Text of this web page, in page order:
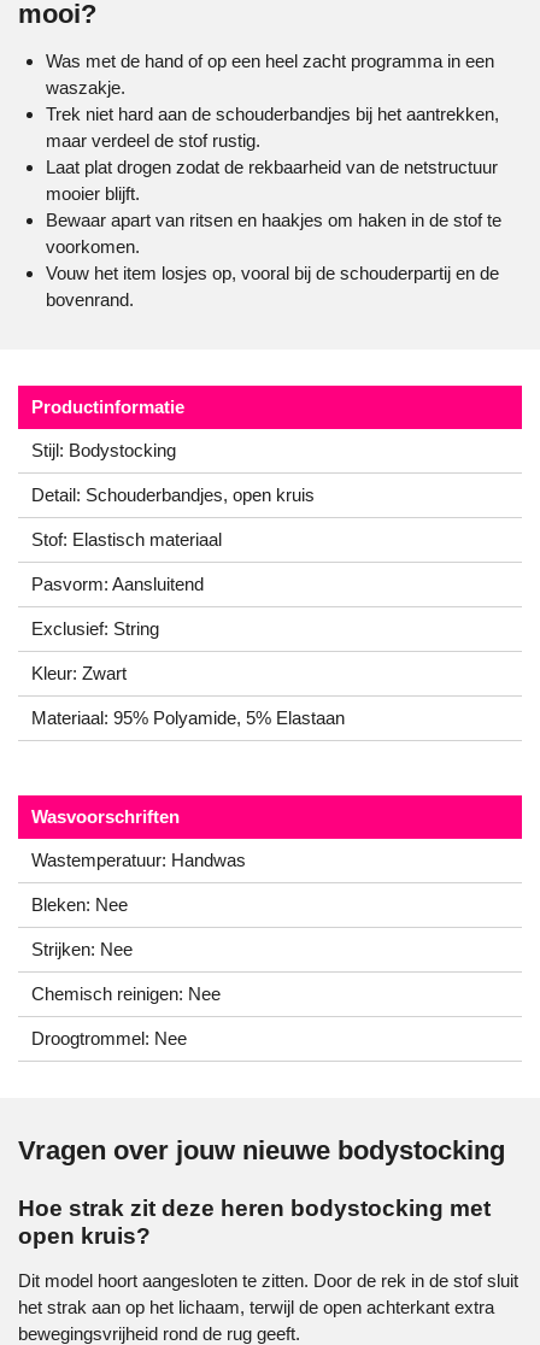
mooi?
Was met de hand of op een heel zacht programma in een
waszakje.
Trek niet hard aan de schouderbandjes bij het aantrekken,
maar verdeel de stof rustig.
Laat plat drogen zodat de rekbaarheid van de netstructuur
mooier blijft.
Bewaar apart van ritsen en haakjes om haken in de stof te
voorkomen.
Vouw het item losjes op, vooral bij de schouderpartij en de
bovenrand.
Productinformatie
Stijl: Bodystocking
Detail: Schouderbandjes, open kruis
Stof: Elastisch materiaal
Pasvorm: Aansluitend
Exclusief: String
Kleur: Zwart
Materiaal: 95% Polyamide, 5% Elastaan
Wasvoorschriften
Wastemperatuur: Handwas
Bleken: Nee
Strijken: Nee
Chemisch reinigen: Nee
Droogtrommel: Nee
Vragen over jouw nieuwe bodystocking
Hoe strak zit deze heren bodystocking met
open kruis?
Dit model hoort aangesloten te zitten. Door de rek in de stof sluit
het strak aan op het lichaam, terwijl de open achterkant extra
bewegingsvrijheid rond de rug geeft.